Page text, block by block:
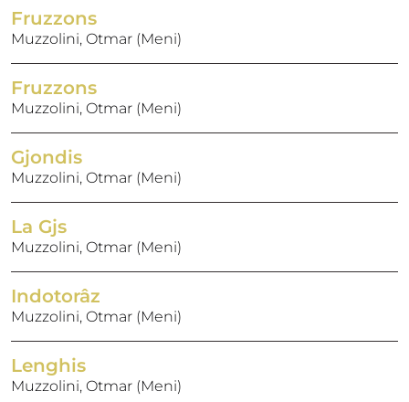
Fruzzons
Muzzolini, Otmar (Meni)
Fruzzons
Muzzolini, Otmar (Meni)
Gjondis
Muzzolini, Otmar (Meni)
La Gjs
Muzzolini, Otmar (Meni)
Indotorâz
Muzzolini, Otmar (Meni)
Lenghis
Muzzolini, Otmar (Meni)